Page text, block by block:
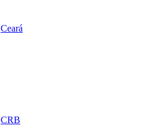
Ceará
CRB